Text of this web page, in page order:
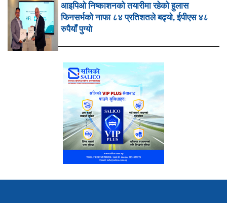
आइपिओ निष्काशनको तयारीमा रहेको हुलास
फिनसर्भको नाफा ८४ प्रतिशतले बढ्यो, ईपीएस ४८
रुपैयाँ पुग्यो